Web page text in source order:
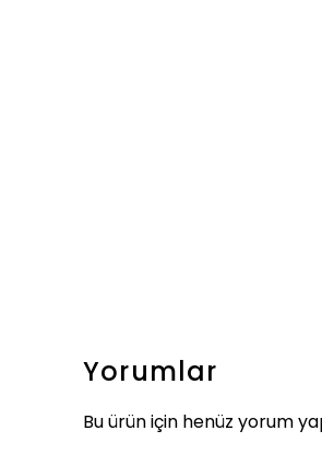
Yorumlar
Bu ürün için henüz yorum